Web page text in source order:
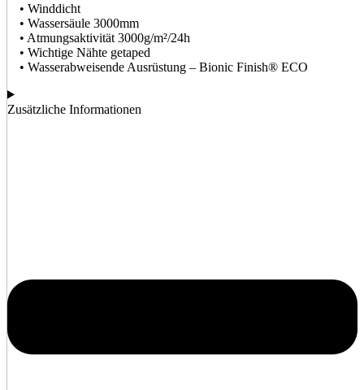
• Winddicht
• Wassersäule 3000mm
• Atmungsaktivität 3000g/m²/24h
• Wichtige Nähte getaped
• Wasserabweisende Ausrüstung – Bionic Finish® ECO
Zusätzliche Informationen